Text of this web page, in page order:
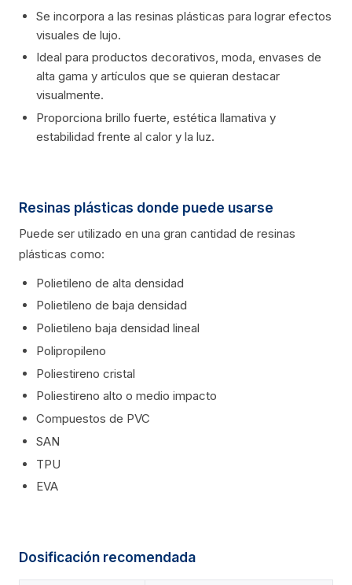
Se incorpora a las resinas plásticas para lograr efectos
visuales de lujo.
Ideal para productos decorativos, moda, envases de
alta gama y artículos que se quieran destacar
visualmente.
Proporciona brillo fuerte, estética llamativa y
estabilidad frente al calor y la luz.
Resinas plásticas donde puede usarse
Puede ser utilizado en una gran cantidad de resinas
plásticas como:
Polietileno de alta densidad
Polietileno de baja densidad
Polietileno baja densidad lineal
Polipropileno
Poliestireno cristal
Poliestireno alto o medio impacto
Compuestos de PVC
SAN
TPU
EVA
Dosificación recomendada